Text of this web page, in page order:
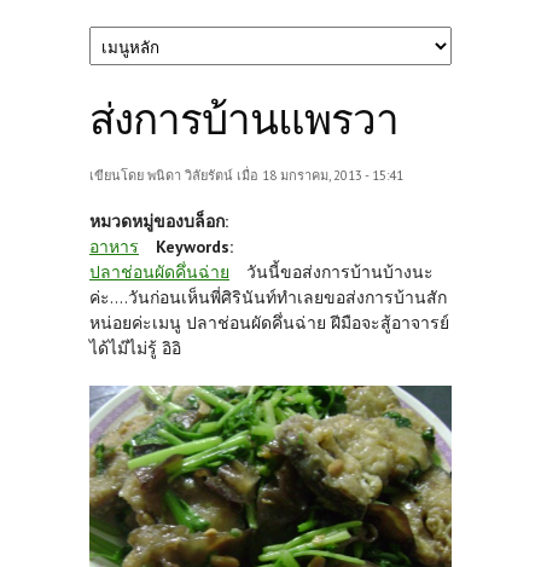
ส่งการบ้านแพรวา
เขียนโดย พนิดา วิลัยรัตน์ เมื่อ 18 มกราคม, 2013 - 15:41
หมวดหมู่ของบล็อก:
อาหาร
Keywords:
ปลาช่อนผัดคึ่นฉ่าย
วันนี้ขอส่งการบ้านบ้างนะ
ค่ะ....วันก่อนเห็นพี่ศิรินันท์ทำเลยขอส่งการบ้านสัก
หน่อยค่ะเมนู ปลาช่อนผัดคึ่นฉ่าย ฝีมือจะสู้อาจารย์
ได้ไม๊ไม่รู้ อิอิ